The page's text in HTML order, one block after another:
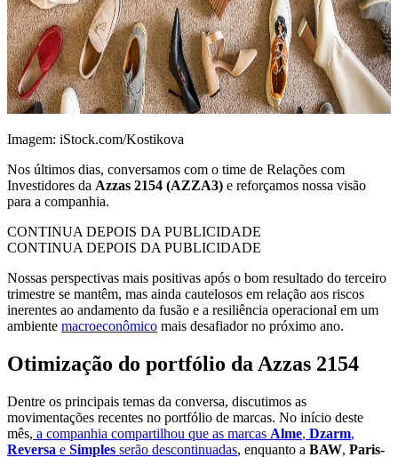
Imagem: iStock.com/Kostikova
Nos últimos dias, conversamos com o time de Relações com
Investidores da Azzas 2154 (AZZA3) e reforçamos nossa visão
para a companhia.
CONTINUA DEPOIS DA PUBLICIDADE
CONTINUA DEPOIS DA PUBLICIDADE
Nossas perspectivas mais positivas após o bom resultado do terceiro
trimestre se mantêm, mas ainda cautelosos em relação aos riscos
inerentes ao andamento da fusão e a resiliência operacional em um
ambiente macroeconômico mais desafiador no próximo ano.
Otimização do portfólio da Azzas 2154
Dentre os principais temas da conversa, discutimos as
movimentações recentes no portfólio de marcas. No início deste
mês, a companhia compartilhou que as marcas Alme, Dzarm,
Reversa e Simples serão descontinuadas, enquanto a BAW, Paris-